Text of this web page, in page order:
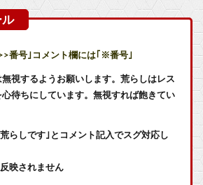
望シーン、ここで決まるwwww
だに受け入れられてない奴ｗｗｗ
番号｣コメント欄には｢※番号｣
視するようお願いします。荒らしはレス
待ちにしています。無視すれば飽きてい
らしです｣とコメント記入でスグ対応し
映されません